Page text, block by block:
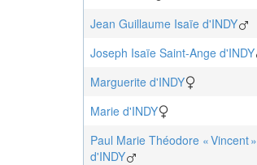
Jean Guillaume Isaïe d'INDY
Joseph Isaïe Saint-Ange d'INDY
Marguerite d'INDY
Marie d'INDY
Paul Marie Théodore « Vincent »
d'INDY